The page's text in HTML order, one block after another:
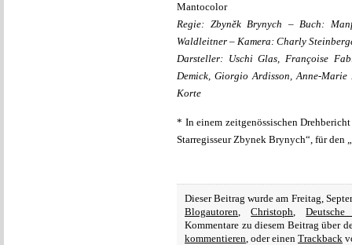
Mantocolor
Regie: Zbyněk Brynych – Buch:
Waldleitner – Kamera: Charly
Darsteller: Uschi Glas, Françoise
Demick, Giorgio Ardisson, Anne-
Korte
* In einem zeitgenössischen
Starregisseur Zbynek Brynych“, für den
Dieser Beitrag wurde am Freitag,
Blogautoren,Christoph,
Kommentare zu diesem Beitrag über
kommentieren, oder einen Trackback